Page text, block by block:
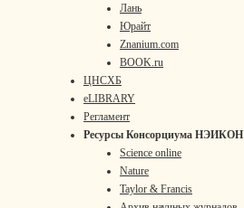
Лань
Юрайт
Znanium.com
BOOK.ru
ЦНСХБ
eLIBRARY
Регламент
Ресурсы Консорциума НЭИКОН
Science online
Nature
Taylor & Francis